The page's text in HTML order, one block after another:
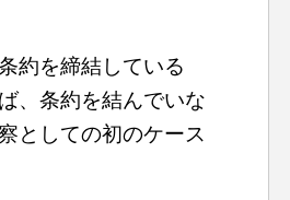
約を締結している
、条約を結んでいな
としての初のケース